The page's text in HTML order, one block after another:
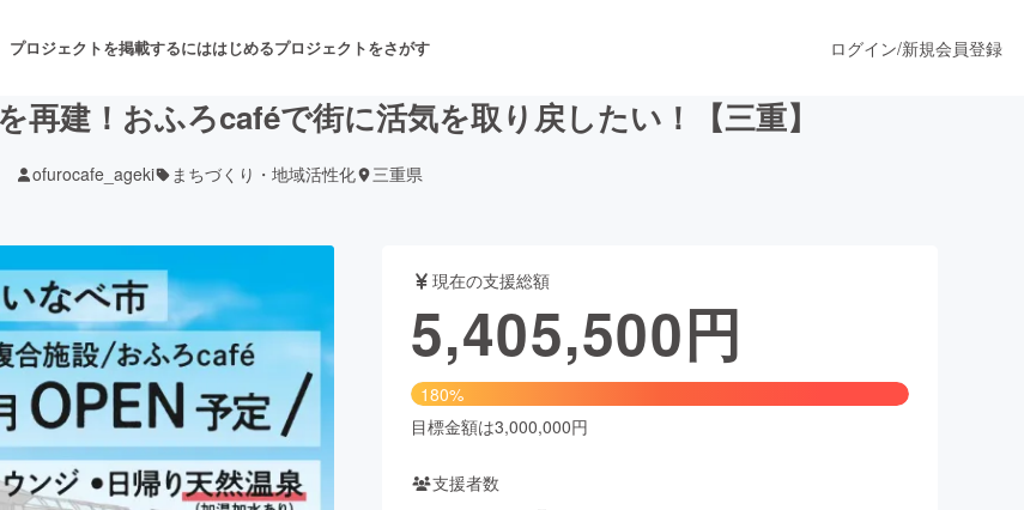
プロジェクトを掲載するにははじめるプロジェクトをさがす
舞台・パフォーマンス
ム・サービス開発 フード・飲食店 ファッション
・雑誌出版
レンジ ビューティー・ヘルスケア
ログイン/新規会員登録
再建！おふろcaféで街に活気を取り戻したい！【三重】
ofurocafe_ageki まちづくり・地域活性化 三重県
現在の支援総額
5,405,500円
180%
目標金額は3,000,000円
支援者数